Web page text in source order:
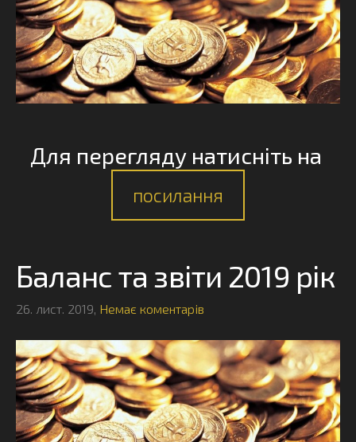
Для перегляду натисніть на
посилання
Баланс та звіти 2019 рік
26. лист. 2019, Немає коментарів